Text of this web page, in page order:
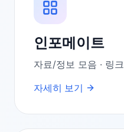
인포메이트
자료/정보 모음 · 링크
자세히 보기